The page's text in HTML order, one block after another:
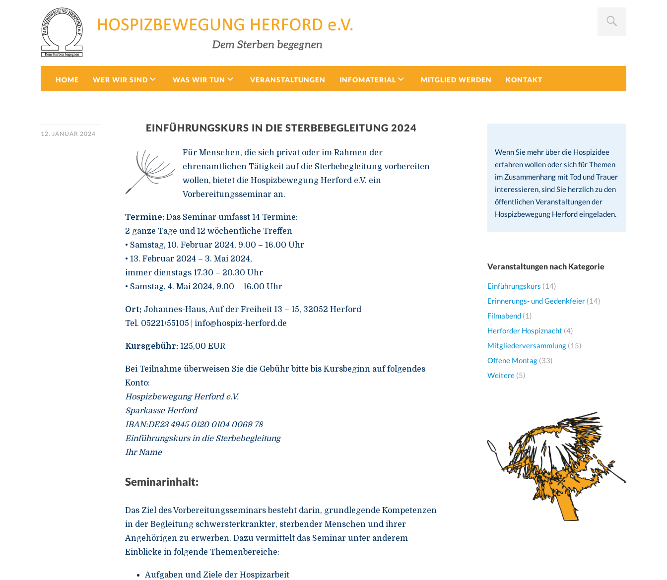
HOME WER WIR SIND WAS WIR TUN VERANSTALTUNGEN INFOMATERIAL MITGLIED WERDEN KONTAKT
12. JANUAR 2024
EINFÜHRUNGSKURS IN DIE STERBEBEGLEITUNG 2024
Für Menschen, die sich privat oder im Rahmen der
ehrenamtlichen Tätigkeit auf die Sterbebegleitung vorbereiten
wollen, bietet die Hospizbewegung Herford e.V. ein
Vorbereitungsseminar an.
Termine: Das Seminar umfasst 14 Termine:
2 ganze Tage und 12 wöchentliche Treffen
• Samstag, 10. Februar 2024, 9.00 – 16.00 Uhr
• 13. Februar 2024 – 3. Mai 2024,
immer dienstags 17.30 – 20.30 Uhr
• Samstag, 4. Mai 2024, 9.00 – 16.00 Uhr
Ort: Johannes-Haus, Auf der Freiheit 13 – 15, 32052 Herford
Tel. 05221/55105 | info@hospiz-herford.de
Kursgebühr: 125,00 EUR
Bei Teilnahme überweisen Sie die Gebühr bitte bis Kursbeginn auf folgendes
Konto:
Hospizbewegung Herford e.V.
Sparkasse Herford
IBAN:DE23 4945 0120 0104 0069 78
Einführungskurs in die Sterbebegleitung
Ihr Name
Seminarinhalt:
Das Ziel des Vorbereitungsseminars besteht darin, grundlegende Kompetenzen
in der Begleitung schwersterkrankter, sterbender Menschen und ihrer
Angehörigen zu erwerben. Dazu vermittelt das Seminar unter anderem
Einblicke in folgende Themenbereiche:
Aufgaben und Ziele der Hospizarbeit
Wenn Sie mehr über die Hospizidee
erfahren wollen oder sich für Themen
im Zusammenhang mit Tod und Trauer
interessieren, sind Sie herzlich zu den
öffentlichen Veranstaltungen der
Hospizbewegung Herford eingeladen.
Veranstaltungen nach Kategorie
Einführungskurs (14)
Erinnerungs- und Gedenkfeier (14)
Filmabend (1)
Herforder Hospiznacht (4)
Mitgliederversammlung (15)
Offene Montag (33)
Weitere (5)